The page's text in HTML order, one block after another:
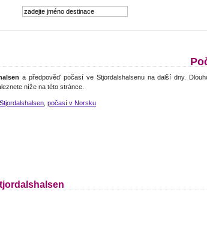
a předpověď počasí ve Stjordalshalsenu na další dny.
níže na této stránce.
počasí v Norsku